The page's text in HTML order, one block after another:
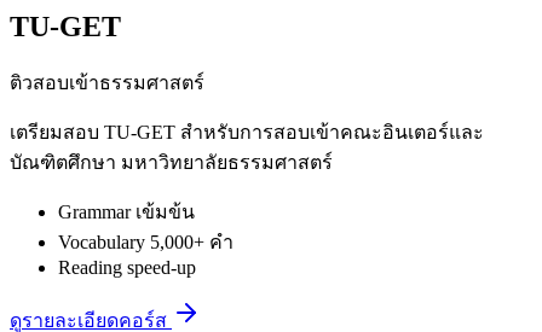
TU-GET
ติวสอบเข้าธรรมศาสตร์
เตรียมสอบ TU-GET สำหรับการสอบเข้าคณะอินเตอร์และ
บัณฑิตศึกษา มหาวิทยาลัยธรรมศาสตร์
Grammar เข้มข้น
Vocabulary 5,000+ คำ
Reading speed-up
ดูรายละเอียดคอร์ส